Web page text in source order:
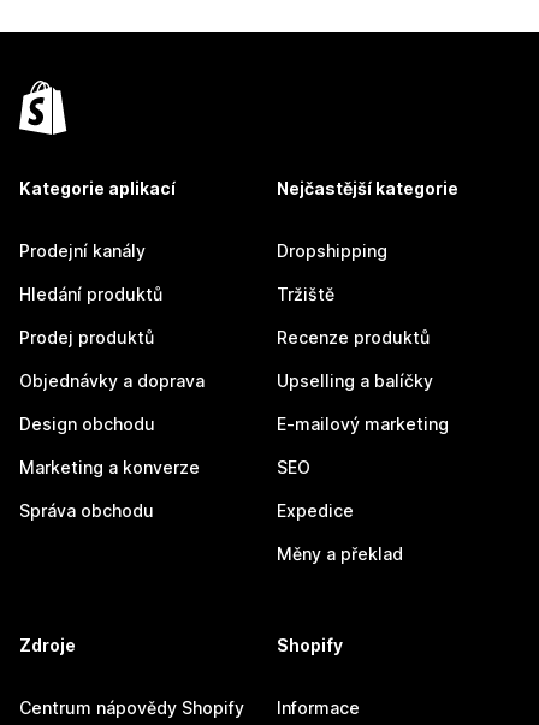
Kategorie aplikací
Prodejní kanály
Hledání produktů
Prodej produktů
Objednávky a doprava
Design obchodu
Marketing a konverze
Správa obchodu
Nejčastější kategorie
Dropshipping
Tržiště
Recenze produktů
Upselling a balíčky
E-mailový marketing
SEO
Expedice
Měny a překlad
Zdroje
Centrum nápovědy Shopify
Shopify
Informace